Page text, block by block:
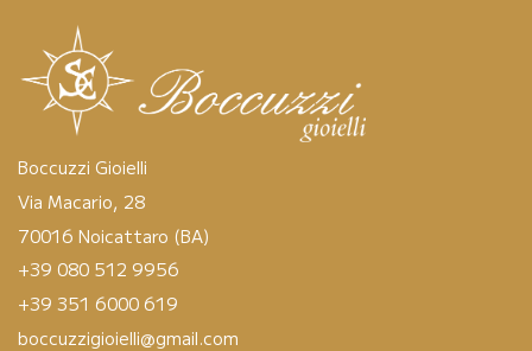
Boccuzzi Gioielli
Via Macario, 28
70016 Noicattaro (BA)
+39 080 512 9956
+39 351 6000 619
boccuzzigioielli@gmail.com